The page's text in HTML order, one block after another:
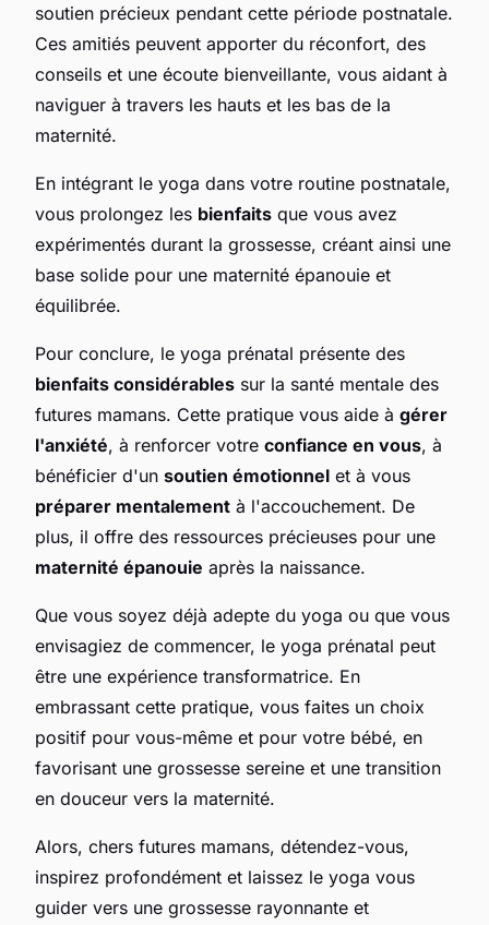
soutien précieux pendant cette période postnatale.
Ces amitiés peuvent apporter du réconfort, des
conseils et une écoute bienveillante, vous aidant à
naviguer à travers les hauts et les bas de la
maternité.
En intégrant le yoga dans votre routine postnatale,
vous prolongez les bienfaits que vous avez
expérimentés durant la grossesse, créant ainsi une
base solide pour une maternité épanouie et
équilibrée.
Pour conclure, le yoga prénatal présente des
bienfaits considérables sur la santé mentale des
futures mamans. Cette pratique vous aide à gérer
l'anxiété, à renforcer votre confiance en vous, à
bénéficier d'un soutien émotionnel et à vous
préparer mentalement à l'accouchement. De
plus, il offre des ressources précieuses pour une
maternité épanouie après la naissance.
Que vous soyez déjà adepte du yoga ou que vous
envisagiez de commencer, le yoga prénatal peut
être une expérience transformatrice. En
embrassant cette pratique, vous faites un choix
positif pour vous-même et pour votre bébé, en
favorisant une grossesse sereine et une transition
en douceur vers la maternité.
Alors, chers futures mamans, détendez-vous,
inspirez profondément et laissez le yoga vous
guider vers une grossesse rayonnante et